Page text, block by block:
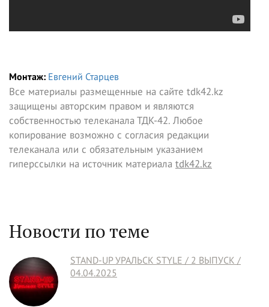
Монтаж: Евгений Старцев
Все материалы размещенные на сайте tdk42.kz
защищены авторским правом и являются
собственностью телеканала ТДК-42. Любое
копирование возможно с согласия редакции
телеканала или с обязательным указанием
гиперссылки на источник материала tdk42.kz
Новости по теме
STAND-UP УРАЛЬСК STYLE / 2 ВЫПУСК /
04.04.2025